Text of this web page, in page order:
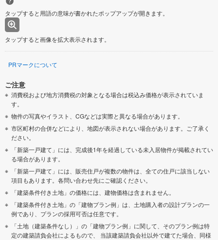
タップすると用語の意味が書かれたポップアップが開きます。
タップすると画像を拡大表示されます。
PRマークについて
ご注意
消費税および地方消費税の対象となる場合は税込み価格が表示されていま
す。
物件の写真やイラスト、CGなどは実際と異なる場合があります。
市区町村の合併などにより、地図が表示されない場合があります。ご了承く
ださい。
「新築一戸建て」には、完成後1年を経過している未入居物件が掲載されてい
る場合があります。
「新築一戸建て」には、販売住戸が複数の物件は、全ての住戸に該当しない
項目もあります。各問い合わせ先にご確認ください。
「建築条件付き土地」の価格には、建物価格は含まれません。
「建築条件付き土地」の「建物プラン例」は、土地購入者の設計プランの一
例であり、プランの採用可否は任意です。
「土地（建築条件なし）」の「建物プラン例」に関して、そのプラン例は特
定の建築請負会社によるもので、 当該建築請負会社以外で建てた場合、同様